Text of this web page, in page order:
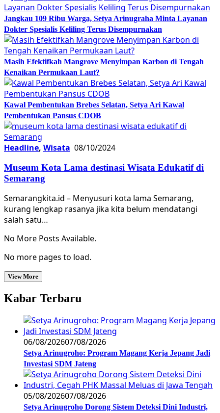
Jangkau 109 Ribu Warga, Setya Arinugraha Minta Layanan
Dokter Spesialis Keliling Terus Disempurnakan
Masih Efektifkah Mangrove Menyimpan Karbon di Tengah
Kenaikan Permukaan Laut?
Kawal Pembentukan Brebes Selatan, Setya Ari Kawal
Pembentukan Pansus CDOB
Headline, Wisata 08/10/2024
Museum Kota Lama destinasi Wisata Edukatif di
Semarang
Semarangkita.id – Menyusuri kota lama Semarang,
kurang lengkap rasanya jika kita belum mendatangi
salah satu…
No More Posts Available.
No more pages to load.
View More
Kabar Terbaru
06/08/202607/08/2026
Setya Arinugroho: Program Magang Kerja Jepang Jadi
Investasi SDM Jateng
05/08/202607/08/2026
Setya Arinugroho Dorong Sistem Deteksi Dini Industri,